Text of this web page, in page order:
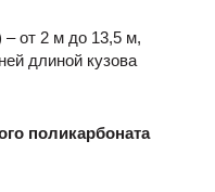
– от 2 м до 13,5 м,
длиной кузова
поликарбоната